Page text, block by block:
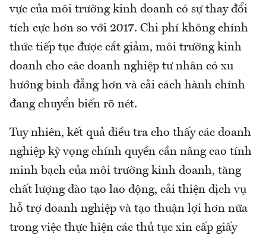
vực của môi trường kinh doanh có sự thay đổi
tích cực hơn so với 2017. Chi phí không chính
thức tiếp tục được cắt giảm, môi trường kinh
doanh cho các doanh nghiệp tư nhân có xu
hướng bình đẳng hơn và cải cách hành chính
đang chuyển biến rõ nét.
Tuy nhiên, kết quả điều tra cho thấy các doanh
nghiệp kỳ vọng chính quyền cần nâng cao tính
minh bạch của môi trường kinh doanh, tăng
chất lượng đào tạo lao động, cải thiện dịch vụ
hỗ trợ doanh nghiệp và tạo thuận lợi hơn nữa
trong việc thực hiện các thủ tục xin cấp giấy